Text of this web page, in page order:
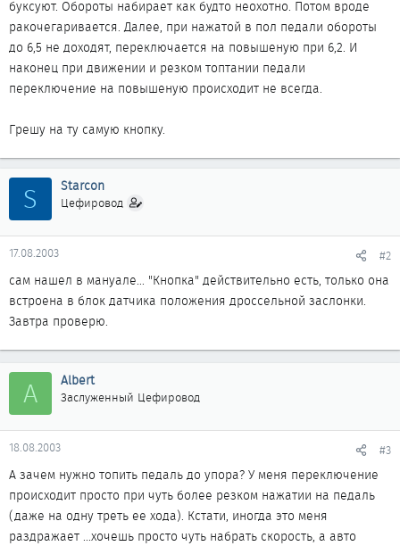
буксуют. Обороты набирает как будто неохотно. Потом вроде
ракочегаривается. Далее, при нажатой в пол педали обороты
до 6,5 не доходят, переключается на повышеную при 6,2. И
наконец при движении и резком топтании педали
переключение на повышеную происходит не всегда.
Грешу на ту самую кнопку.
S Starcon
Цефировод
17.08.2003 #2
сам нашел в мануале... "Кнопка" действительно есть, только она
встроена в блок датчика положения дроссельной заслонки.
Завтра проверю.
A Albert
Заслуженный Цефировод
18.08.2003 #3
А зачем нужно топить педаль до упора? У меня переключение
происходит просто при чуть более резком нажатии на педаль
(даже на одну треть ее хода). Кстати, иногда это меня
раздражает ...хочешь просто чуть набрать скорость, а авто